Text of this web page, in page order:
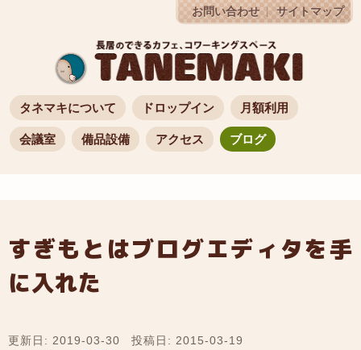
タネマキについて ドロップイン 月額利用
会議室 備品設備 アクセス ブログ
お問い合わせ サイトマップ
すぎもとはブログエディタを手
に入れた
更新日: 2019-03-30
投稿日: 2015-03-19